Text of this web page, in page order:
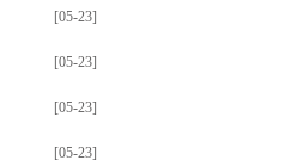
[05-23]
[05-23]
[05-23]
[05-23]